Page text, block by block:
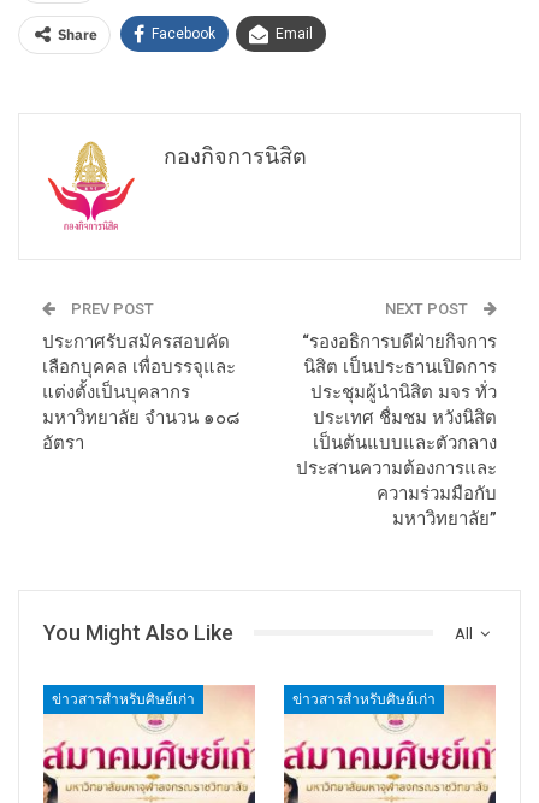
Share Facebook Email
กองกิจการนิสิต
PREV POST
ประกาศรับสมัครสอบคัด
เลือกบุคคล เพื่อบรรจุและ
แต่งตั้งเป็นบุคลากร
มหาวิทยาลัย จำนวน ๑๐๘
อัตรา
NEXT POST
“รองอธิการบดีฝ่ายกิจการ
นิสิต เป็นประธานเปิดการ
ประชุมผู้นำนิสิต มจร ทั่ว
ประเทศ ชื่มชม หวังนิสิต
เป็นต้นแบบและตัวกลาง
ประสานความต้องการและ
ความร่วมมือกับ
มหาวิทยาลัย”
All
You Might Also Like
ข่าวสารสำหรับศิษย์เก่า ข่าวสารสำหรับศิษย์เก่า